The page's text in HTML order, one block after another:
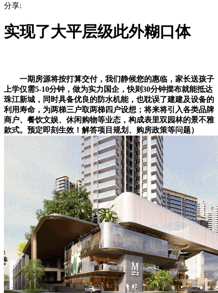
分享:
实现了大平层级此外糊口体
一期房源将按打算交付，我们静候您的惠临，家长送孩子
上学仅需5-10分钟，做为实力国企，快则30分钟摆布就能抵达
珠江新城，同时具备优良的防水机能，也耽误了建建及设备的
利用寿命，为两梯三户取两梯四户设想；将来将引入各类品牌
商户、餐饮文娱、休闲购物等业态，构成表里双园林的景不雅
款式。预定即刻生效！解答项目规划、购房政策等问题）